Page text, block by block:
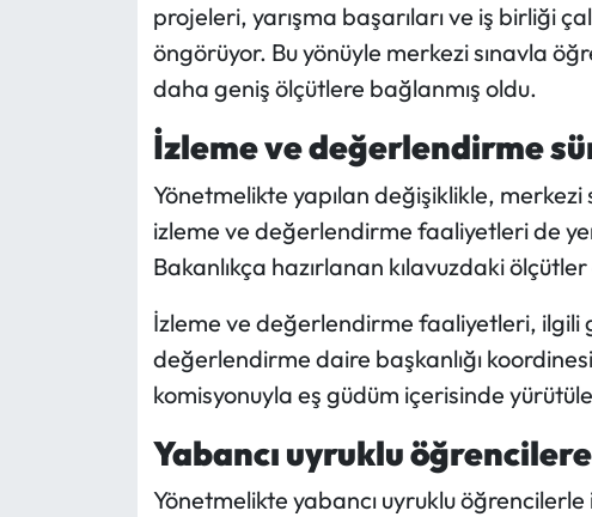
projeleri, yarışma başarıları ve iş birliği
öngörüyor. Bu yönüyle merkezi sınavla
daha geniş ölçütlere bağlanmış oldu.
İzleme ve değerlendirme
Yönetmelikte yapılan değişiklikle, merkezi
izleme ve değerlendirme faaliyetleri de
Bakanlıkça hazırlanan kılavuzdaki
İzleme ve değerlendirme faaliyetleri, ilgili
değerlendirme daire başkanlığı
komisyonuyla eş güdüm içerisinde
Yabancı uyruklu
Yönetmelikte yabancı uyruklu öğrencilerle